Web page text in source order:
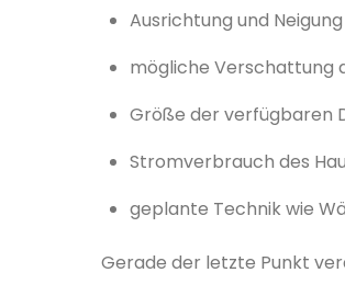
Ausrichtung und
mögliche Verschattung
Größe der verfügbaren
Stromverbrauch des
geplante Technik wie
Gerade der letzte Punkt